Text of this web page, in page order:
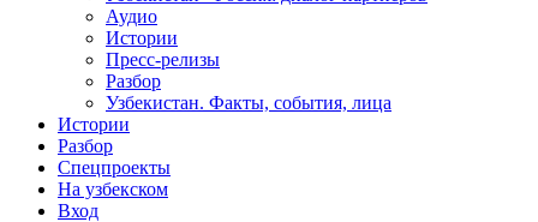
Аудио
Истории
Пресс-релизы
Разбор
Узбекистан. Факты, события, лица
Истории
Разбор
Спецпроекты
На узбекском
Вход